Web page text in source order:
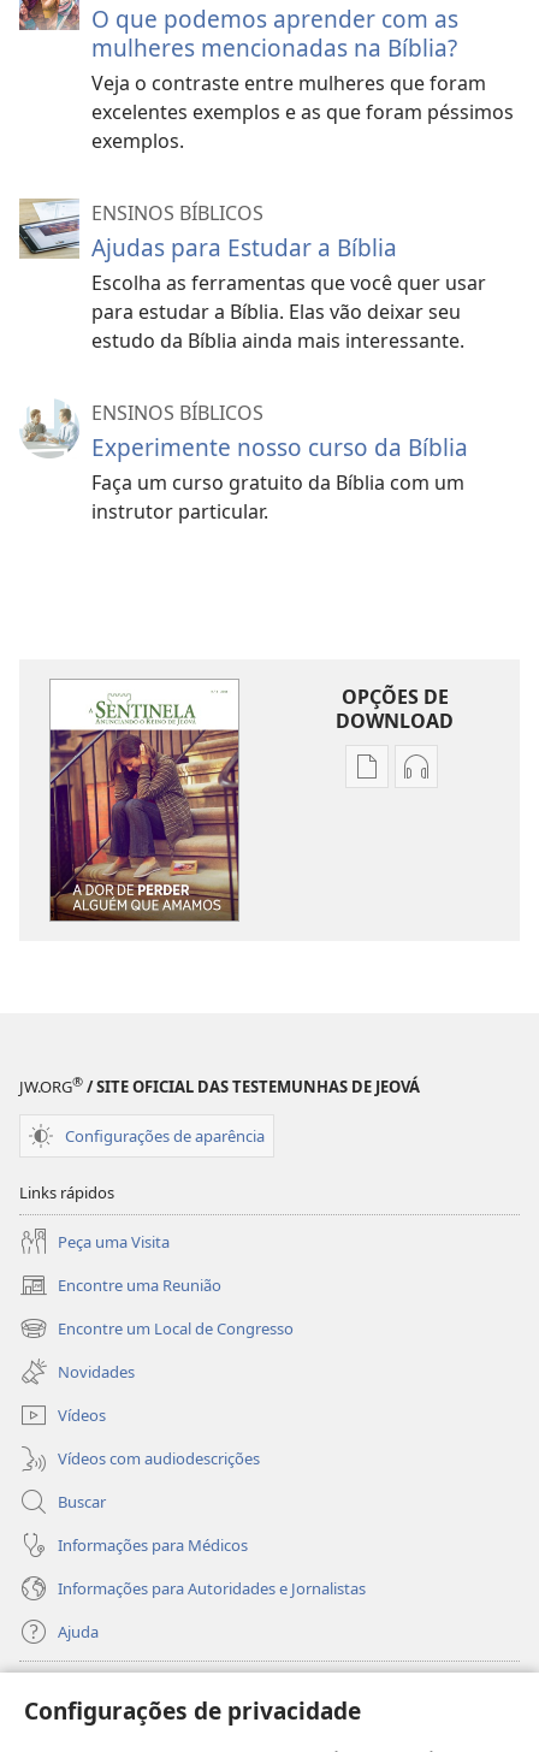
Configurações de privacidade
O que podemos aprender com as
mulheres mencionadas na Bíblia?
Veja o contraste entre mulheres que foram
excelentes exemplos e as que foram péssimos
exemplos.
ENSINOS BÍBLICOS
Ajudas para Estudar a Bíblia
Escolha as ferramentas que você quer usar
para estudar a Bíblia. Elas vão deixar seu
estudo da Bíblia ainda mais interessante.
ENSINOS BÍBLICOS
Experimente nosso curso da Bíblia
Faça um curso gratuito da Bíblia com um
instrutor particular.
OPÇÕES DE
DOWNLOAD
Opções
perder
alguém
Opções
perder
alguém
JW.ORG® / SITE OFICIAL DAS TESTEMUNHAS DE JEOVÁ
Configurações de aparência
Links rápidos
Peça uma Visita
Encontre uma Reunião
(abre
nova
janela)
Encontre um Local de Congresso
(abre
nova
janela)
Novidades
Vídeos
Vídeos com audiodescrições
Buscar
Informações para Médicos
Informações para Autoridades e Jornalistas
Ajuda
(abre
nova